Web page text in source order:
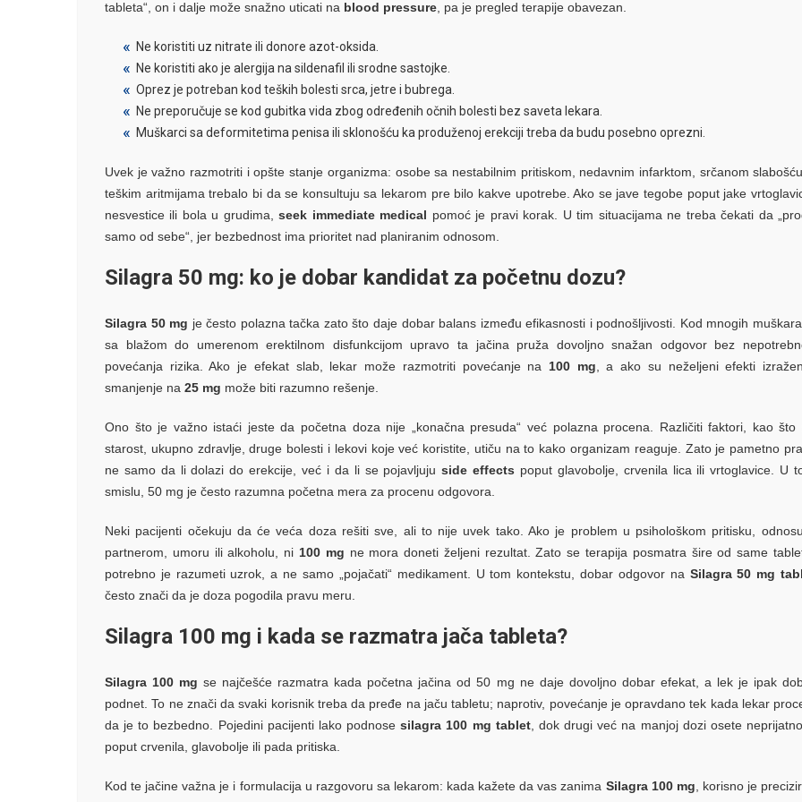
tableta“, on i dalje može snažno uticati na blood pressure , pa je pregled terapije obavezan.
Ne koristiti uz nitrate ili donore azot-oksida.
Ne koristiti ako je alergija na sildenafil ili srodne sastojke.
Oprez je potreban kod teških bolesti srca, jetre i bubrega.
Ne preporučuje se kod gubitka vida zbog određenih očnih bolesti bez saveta lekara.
Muškarci sa deformitetima penisa ili sklonošću ka produženoj erekciji treba da budu posebno oprezni.
Uvek je važno razmotriti i opšte stanje organizma: osobe sa nestabilnim pritiskom, nedavnim infarktom, srčanom
teškim aritmijama trebalo bi da se konsultuju sa lekarom pre bilo kakve upotrebe. Ako se jave tegobe poput jake
nesvestice ili bola u grudima,seek immediate medical pomoć je pravi korak. U tim situacijama ne treba čekati da
samo od sebe“, jer bezbednost ima prioritet nad planiranim odnosom.
Silagra 50 mg: ko je dobar kandidat za početnu dozu?
Silagra 50 mg je često polazna tačka zato što daje dobar balans između efikasnosti i podnošljivosti. Kod mnogih
sa blažom do umerenom erektilnom disfunkcijom upravo ta jačina pruža dovoljno snažan odgovor bez
povećanja rizika. Ako je efekat slab, lekar može razmotriti povećanje na 100 mg , a ako su neželjeni efekti
smanjenje na 25 mg može biti razumno rešenje.
Ono što je važno istaći jeste da početna doza nije „konačna presuda“ već polazna procena. Različiti faktori, kao što
starost, ukupno zdravlje, druge bolesti i lekovi koje već koristite, utiču na to kako organizam reaguje. Zato je pametno
ne samo da li dolazi do erekcije, već i da li se pojavljujuside effects poput glavobolje, crvenila lica ili vrtoglavice. U
smislu, 50 mg je često razumna početna mera za procenu odgovora.
Neki pacijenti očekuju da će veća doza rešiti sve, ali to nije uvek tako. Ako je problem u psihološkom pritisku,
partnerom, umoru ili alkoholu, ni 100 mg ne mora doneti željeni rezultat. Zato se terapija posmatra šire od same
potrebno je razumeti uzrok, a ne samo „pojačati“ medikament. U tom kontekstu, dobar odgovor na Silagra 50 mg
često znači da je doza pogodila pravu meru.
Silagra 100 mg i kada se razmatra jača tableta?
Silagra 100 mg se najčešće razmatra kada početna jačina od 50 mg ne daje dovoljno dobar efekat, a lek je ipak
podnet. To ne znači da svaki korisnik treba da pređe na jaču tabletu; naprotiv, povećanje je opravdano tek kada lekar
da je to bezbedno. Pojedini pacijenti lako podnosesilagra 100 mg tablet, dok drugi već na manjoj dozi osete
poput crvenila, glavobolje ili pada pritiska.
Kod te jačine važna je i formulacija u razgovoru sa lekarom: kada kažete da vas zanima Silagra 100 mg , korisno je